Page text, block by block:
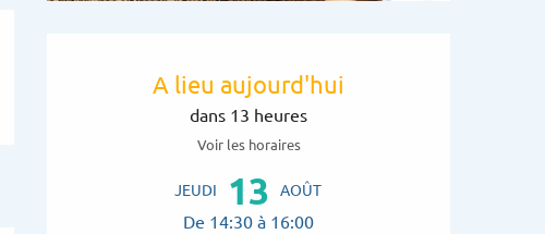
Ouverture et
A lieu aujourd'hui
dans 13 heures
Voir les horaires
JEUDI 13 AOÛT
De 14:30 à 16:00